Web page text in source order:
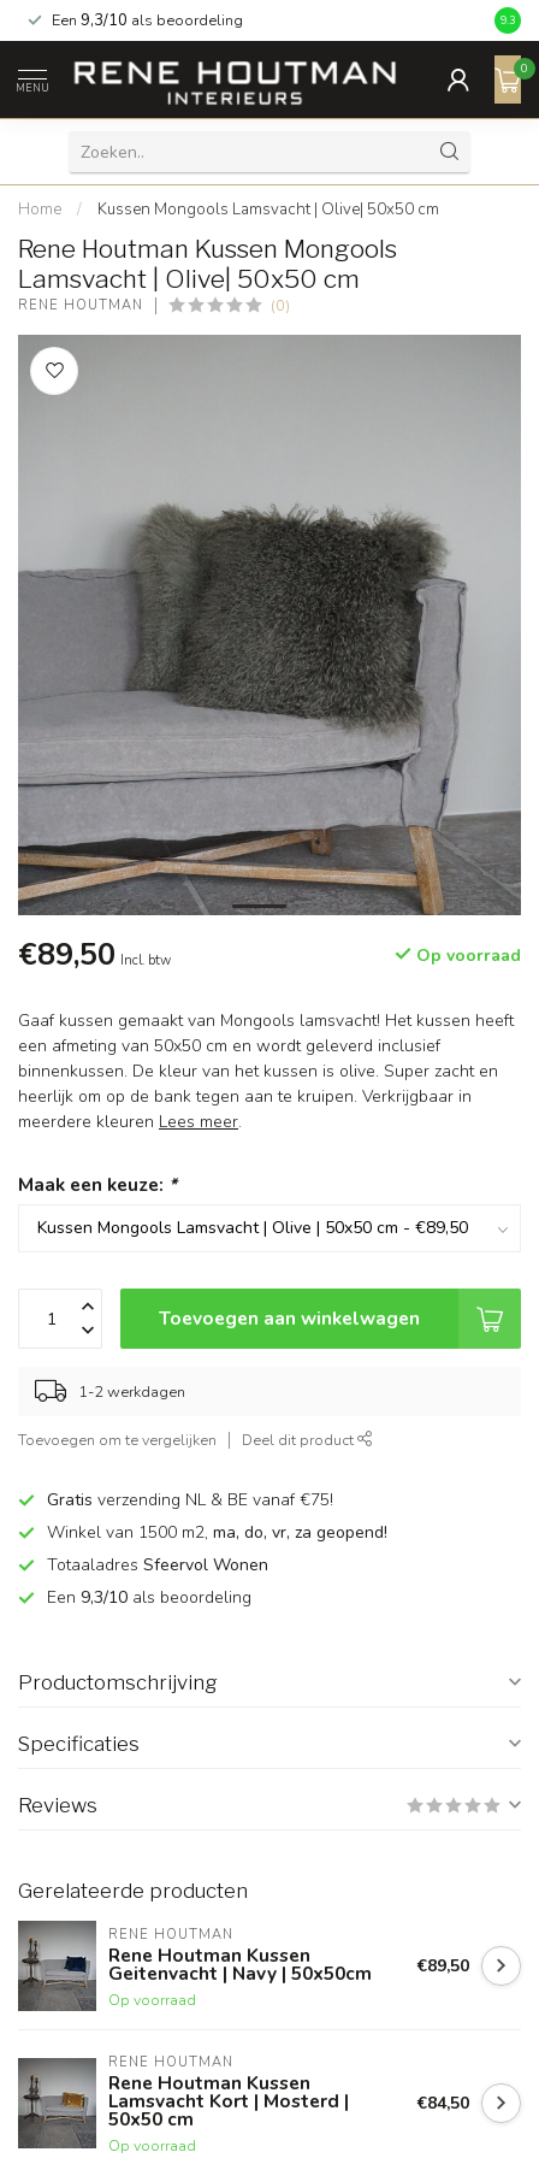
Een 9,3/10 als beoordeling 9.3
MENU
0
Home / Kussen Mongools Lamsvacht | Olive| 50x50 cm
Rene Houtman Kussen Mongools
Lamsvacht | Olive| 50x50 cm
RENE HOUTMAN (0)
€89,50 Incl. btw Op voorraad
Gaaf kussen gemaakt van Mongools lamsvacht! Het kussen heeft
een afmeting van 50x50 cm en wordt geleverd inclusief
binnenkussen. De kleur van het kussen is olive. Super zacht en
heerlijk om op de bank tegen aan te kruipen. Verkrijgbaar in
meerdere kleuren Lees meer.
Maak een keuze: *
Toevoegen aan winkelwagen
1-2 werkdagen
Toevoegen om te vergelijken Deel dit product
Gratis verzending NL & BE vanaf €75!
Winkel van 1500 m2, ma, do, vr, za geopend!
Totaaladres Sfeervol Wonen
Een 9,3/10 als beoordeling
Productomschrijving
Specificaties
Reviews
Gerelateerde producten
RENE HOUTMAN
Rene Houtman Kussen
Geitenvacht | Navy | 50x50cm
Op voorraad
€89,50
RENE HOUTMAN
Rene Houtman Kussen
Lamsvacht Kort | Mosterd |
50x50 cm
Op voorraad
€84,50